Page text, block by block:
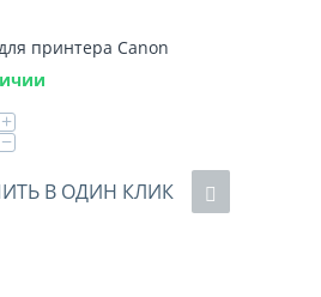
принтера Canon
+
−
В ОДИН КЛИК